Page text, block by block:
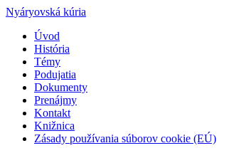
Nyáryovská kúria
Úvod
História
Témy
Podujatia
Dokumenty
Prenájmy
Kontakt
Knižnica
Zásady používania súborov cookie (EÚ)